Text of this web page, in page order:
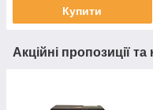
Купити
Акційні пропозиції